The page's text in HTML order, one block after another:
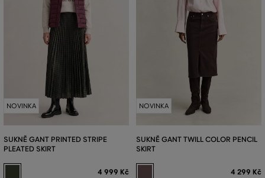
NOVINKA
SUKNĚ GANT PRINTED STRIPE
PLEATED SKIRT
4 999 Kč
NOVINKA
SUKNĚ GANT TWILL COLOR PENCIL
SKIRT
4 299 Kč